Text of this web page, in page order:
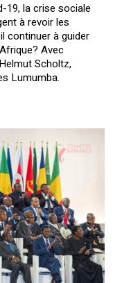
19, la crise sociale
à revoir les
continuer à guider
Avec
Scholtz,
Lumumba.